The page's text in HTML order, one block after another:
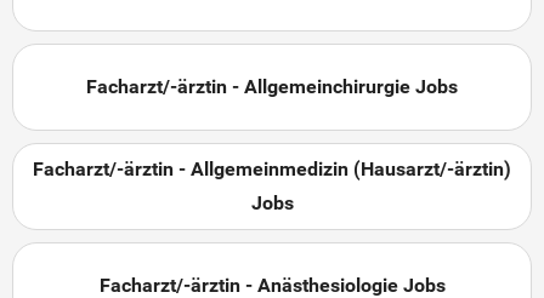
Facharzt/-ärztin - Allgemeinchirurgie Jobs
Facharzt/-ärztin - Allgemeinmedizin (Hausarzt/-ärztin)
Jobs
Facharzt/-ärztin - Anästhesiologie Jobs